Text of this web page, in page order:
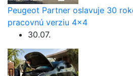
Peugeot Partner oslavuje 30
pracovnú verziu 4×4
30.07.